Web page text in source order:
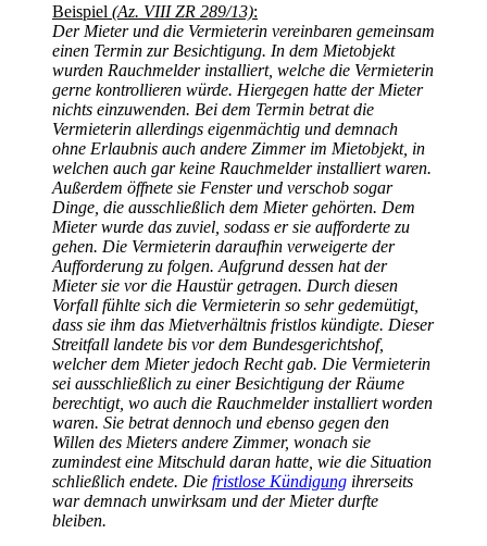
Beispiel (Az. VIII ZR 289/13):
Der Mieter und die Vermieterin vereinbaren gemeinsam
einen Termin zur Besichtigung. In dem Mietobjekt
wurden Rauchmelder installiert, welche die Vermieterin
gerne kontrollieren würde. Hiergegen hatte der Mieter
nichts einzuwenden. Bei dem Termin betrat die
Vermieterin allerdings eigenmächtig und demnach
ohne Erlaubnis auch andere Zimmer im Mietobjekt, in
welchen auch gar keine Rauchmelder installiert waren.
Außerdem öffnete sie Fenster und verschob sogar
Dinge, die ausschließlich dem Mieter gehörten. Dem
Mieter wurde das zuviel, sodass er sie aufforderte zu
gehen. Die Vermieterin daraufhin verweigerte der
Aufforderung zu folgen. Aufgrund dessen hat der
Mieter sie vor die Haustür getragen. Durch diesen
Vorfall fühlte sich die Vermieterin so sehr gedemütigt,
dass sie ihm das Mietverhältnis fristlos kündigte. Dieser
Streitfall landete bis vor dem Bundesgerichtshof,
welcher dem Mieter jedoch Recht gab. Die Vermieterin
sei ausschließlich zu einer Besichtigung der Räume
berechtigt, wo auch die Rauchmelder installiert worden
waren. Sie betrat dennoch und ebenso gegen den
Willen des Mieters andere Zimmer, wonach sie
zumindest eine Mitschuld daran hatte, wie die Situation
schließlich endete. Die fristlose Kündigung ihrerseits
war demnach unwirksam und der Mieter durfte
bleiben.